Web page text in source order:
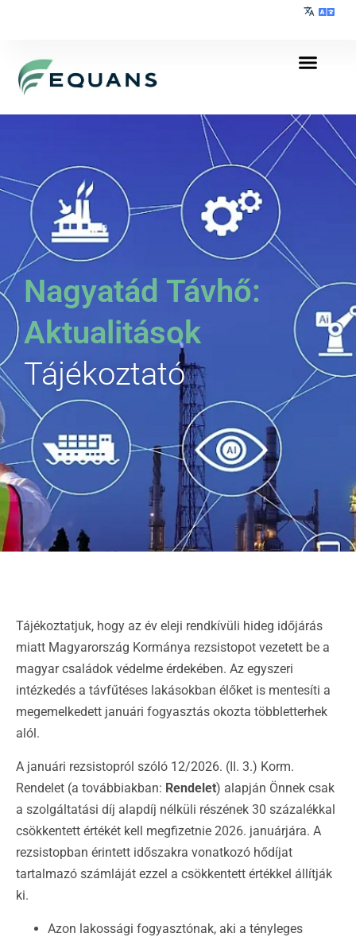
Nagyatád Távhő:
Aktualitások
Tájékoztató
Tájékoztatjuk, hogy az év eleji rendkívüli hideg időjárás
miatt Magyarország Kormánya rezsistopot vezetett be a
magyar családok védelme érdekében. Az egyszeri
intézkedés a távfűtéses lakásokban élőket is mentesíti a
megemelkedett januári fogyasztás okozta többletterhek
alól.
A januári rezsistopról szóló 12/2026. (II. 3.) Korm.
Rendelet (a továbbiakban: Rendelet) alapján Önnek csak
a szolgáltatási díj alapdíj nélküli részének 30 százalékkal
csökkentett értékét kell megfizetnie 2026. januárjára. A
rezsistopban érintett időszakra vonatkozó hődíjat
tartalmazó számláját ezzel a csökkentett értékkel állítják
ki.
Azon lakossági fogyasztónak, aki a tényleges